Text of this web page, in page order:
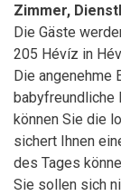
Zimmer,
Die Gäste
205 Hévíz in
Die angenehme
babyfreundliche
können Sie die
sichert Ihnen
des Tages
Sie sollen sich